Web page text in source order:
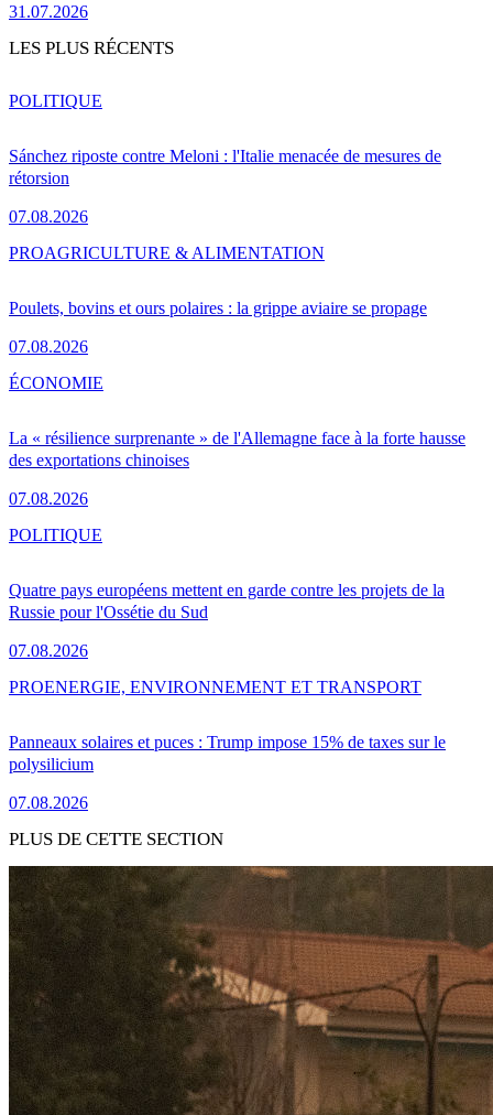
31.07.2026
LES PLUS RÉCENTS
Sánchez riposte contre Meloni : l'Italie menacée de mesures de
rétorsion
07.08.2026
POLITIQUE
Poulets, bovins et ours polaires : la grippe aviaire se propage
07.08.2026
PROAGRICULTURE & ALIMENTATION
La « résilience surprenante » de l'Allemagne face à la forte hausse
des exportations chinoises
07.08.2026
ÉCONOMIE
Quatre pays européens mettent en garde contre les projets de la
Russie pour l'Ossétie du Sud
07.08.2026
POLITIQUE
Panneaux solaires et puces : Trump impose 15% de taxes sur le
polysilicium
07.08.2026
PROENERGIE, ENVIRONNEMENT ET TRANSPORT
PLUS DE CETTE SECTION